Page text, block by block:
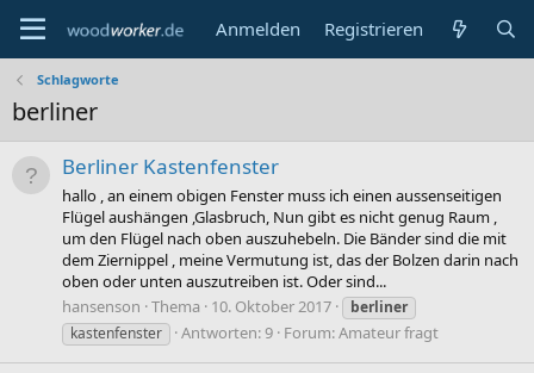
Anmelden Registrieren
Schlagworte
berliner
Berliner Kastenfenster
hallo , an einem obigen Fenster muss ich einen aussenseitigen
Flügel aushängen ,Glasbruch, Nun gibt es nicht genug Raum ,
um den Flügel nach oben auszuhebeln. Die Bänder sind die mit
dem Ziernippel , meine Vermutung ist, das der Bolzen darin nach
oben oder unten auszutreiben ist. Oder sind...
hansenson Thema 10. Oktober 2017
berliner
kastenfenster
Antworten: 9 Forum:Amateur fragt